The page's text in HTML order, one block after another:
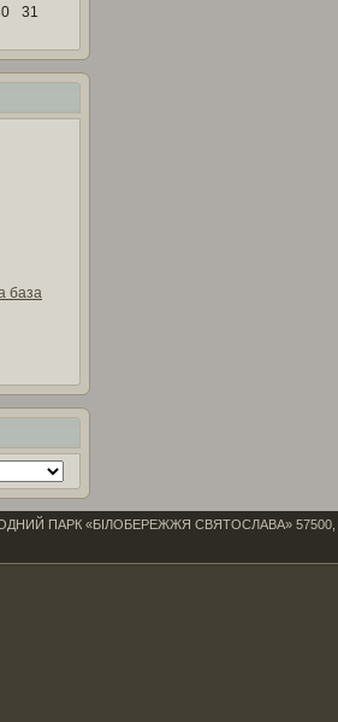
31
база
ПАРК «БІЛОБЕРЕЖЖЯ СВЯТОСЛАВА» 57500,